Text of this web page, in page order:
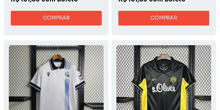
COMPRAR COMPRAR